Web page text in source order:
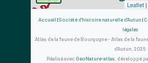
Gonepteryx rhamni
Dernière observation en
Hérisson
Leaflet
Accueil |Société d'histoire naturelle d'Autun |
légales
Atlas de la faune de Bourgogne - Atlas de la
d'Autun, 2025
Réalisé avec GeoNature-atlas, développé